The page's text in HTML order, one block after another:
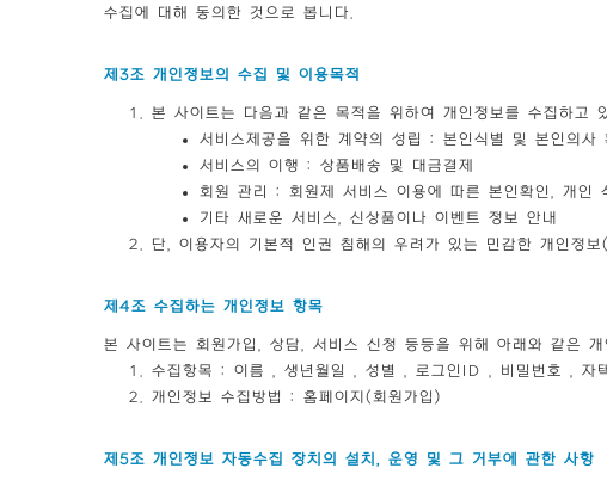
수집에 대해 동의한 것으로 봅니다.
제3조 개인정보의 수집 및 이용목적
본 사이트는 다음과 같은 목적을 위하여 개인정보를 수집하고
서비스제공을 위한 계약의 성립 : 본인식별 및 본인의사
서비스의 이행 : 상품배송 및 대금결제
회원 관리 : 회원제 서비스 이용에 따른 본인확인, 개인
기타 새로운 서비스, 신상품이나 이벤트 정보 안내
단, 이용자의 기본적 인권 침해의 우려가 있는 민감한 개인정
제4조 수집하는 개인정보 항목
본 사이트는 회원가입, 상담, 서비스 신청 등등을 위해 아래와 같은 개
수집항목 : 이름 , 생년월일 , 성별 , 로그인ID , 비밀번호 , 자
개인정보 수집방법 : 홈페이지(회원가입)
제5조 개인정보 자동수집 장치의 설치, 운영 및 그 거부에 관한 사항